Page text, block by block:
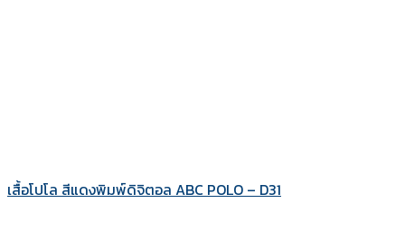
เสื้อโปโล สีแดงพิมพ์ดิจิตอล ABC POLO – D31